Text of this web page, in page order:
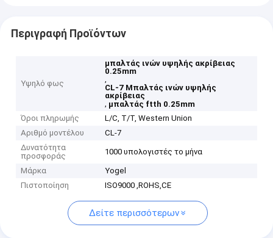
Περιγραφή Προϊόντων
Υψηλό φως
μπαλτάς ινών υψηλής ακρίβειας
0.25mm
,
CL-7 Μπαλτάς ινών υψηλής
ακρίβειας
, μπαλτάς ftth 0.25mm
Όροι πληρωμής
L/C, T/T, Western Union
Αριθμό μοντέλου
CL-7
Δυνατότητα
προσφοράς
1000 υπολογιστές το μήνα
Μάρκα
Yogel
Πιστοποίηση
ISO9000 ,ROHS,CE
Δείτε περισσότερων